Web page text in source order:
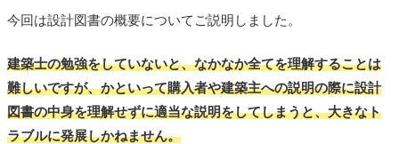
今回は設計図書の概要についてご説明しました。
建築士の勉強をしていないと、なかなか全てを理解することは
難しいですが、かといって購入者や建築主への説明の際に設計
図書の中身を理解せずに適当な説明をしてしまうと、大きなト
ラブルに発展しかねません。